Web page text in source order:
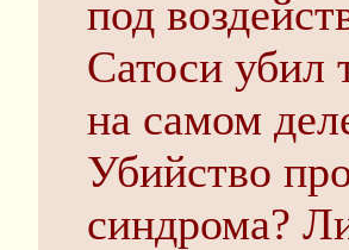
под
Сатоси убил
на самом
Убийство
синдрома?